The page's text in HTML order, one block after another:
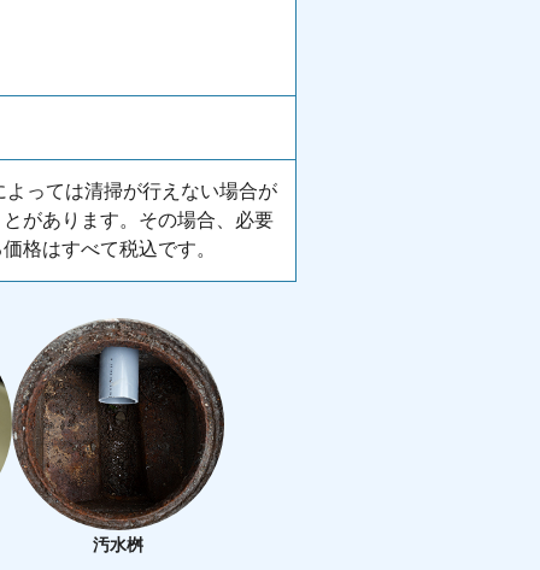
っては清掃が行えない場合が
があります。その場合、必要
格はすべて税込です。
汚水桝